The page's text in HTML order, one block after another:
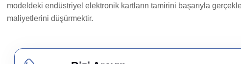
modeldeki endüstriyel elektronik kartların tamirini başarıyla
maliyetlerini düşürmektir.